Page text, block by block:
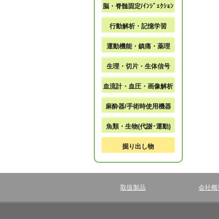
脳・脊髄固定/ｲﾝｼﾞｪｸｼｮﾝ
行動解析・記憶学習
運動機能・鎮痛・薬理
生理・切片・生体信号
血流計・血圧・画像解析
麻酔器/手術時使用機器
魚類・生物(代謝･運動)
掘り出し物
取扱製品 会社概